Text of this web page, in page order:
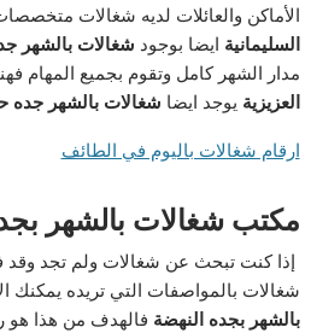
الأماكن والعائلات لديه شغالات
السليمانية ايضا بوجود شغالات بالشهر
مدار الشهر كامل وتقوم بجميع المهام
العزيزية يوجد ايضا شغالات بالشهر جده
ارقام شغالات باليوم في الطائف
مكتب شغالات بالشهر
إذا كنت تبحث عن شغالات ولم تجد
شغالات بالمواصفات التي تريده يمكنك
بالشهر بجده النهضة فالهدف من هذا هو